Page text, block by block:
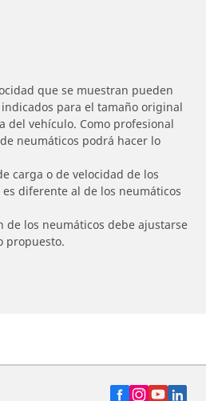
que se muestran pueden
para el tamaño original
del vehículo. Como profesional
neumáticos podrá hacer lo
carga o de velocidad de los
diferente al de los neumáticos
de los neumáticos debe ajustarse
propuesto.